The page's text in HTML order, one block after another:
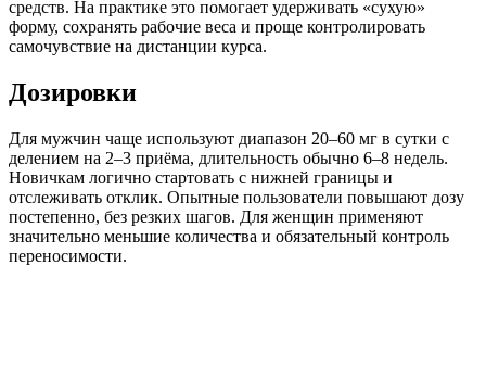
средств. На практике это помогает удерживать «сухую»
форму, сохранять рабочие веса и проще контролировать
самочувствие на дистанции курса.
Дозировки
Для мужчин чаще используют диапазон 20–60 мг в сутки с
делением на 2–3 приёма, длительность обычно 6–8 недель.
Новичкам логично стартовать с нижней границы и
отслеживать отклик. Опытные пользователи повышают дозу
постепенно, без резких шагов. Для женщин применяют
значительно меньшие количества и обязательный контроль
переносимости.